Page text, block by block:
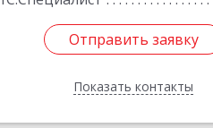
Отправить заявку
Показать контакты
Отправить заявку
Назад